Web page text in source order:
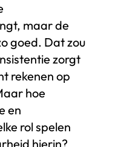
maar de
goed. Dat zou
zorgt
rekenen op
hoe
en
rol spelen
hierin?